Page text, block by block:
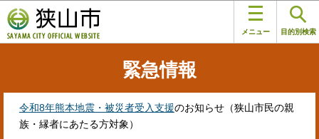
の
ペ
メニュー 目的別検索
緊急情報
令和8年熊本地震・被災者受入支援のお知らせ（狭山市民の親
族・縁者にあたる方対象）